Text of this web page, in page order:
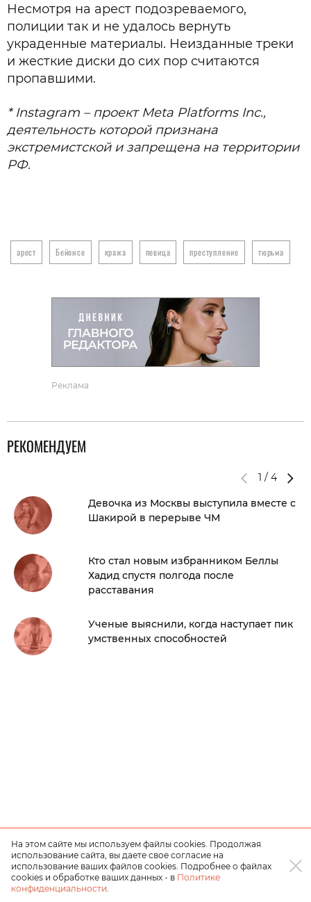
Несмотря на арест подозреваемого,
полиции так и не удалось вернуть
украденные материалы. Неизданные треки
и жесткие диски до сих пор считаются
пропавшими.
* Instagram – проект Meta Platforms Inc.,
деятельность которой признана
экстремистской и запрещена на территории
РФ.
арест Бейонсе кража певица преступление тюрьма
Реклама
РЕКОМЕНДУЕМ
1 / 4
Девочка из Москвы выступила вместе с
Шакирой в перерыве ЧМ
Кто стал новым избранником Беллы
Хадид спустя полгода после
расставания
Ученые выяснили, когда наступает пик
умственных способностей
На этом сайте мы используем файлы cookies. Продолжая
использование сайта, вы даете свое согласие на
использование ваших файлов cookies. Подробнее о файлах
cookies и обработке ваших данных - в Политике
конфиденциальности.